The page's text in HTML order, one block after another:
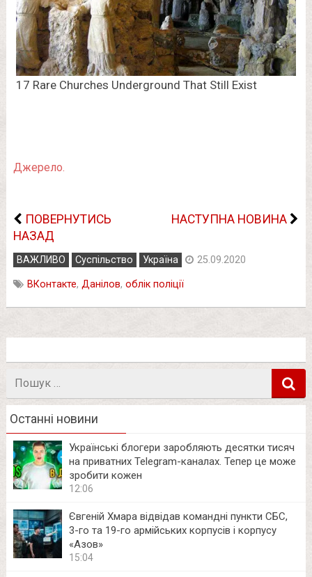
Джерело.
ПОВЕРНУТИСЬ
НАЗАД
НАСТУПНА НОВИНА
ВАЖЛИВО Суспільство Україна 25.09.2020
ВКонтакте, Данілов, облік поліції
Останні новини
Українські блогери заробляють десятки тисяч
на приватних Telegram-каналах. Тепер це може
зробити кожен
12:06
Євгеній Хмара відвідав командні пункти СБС,
3-го та 19-го армійських корпусів і корпусу
«Азов»
15:04